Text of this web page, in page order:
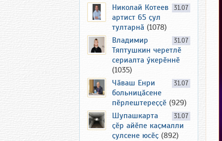
31.07
Николай Котеев
артист 65 ҫул
тултарнӑ (1078)
31.07
Владимир
Тяптушкин черетлӗ
сериалта ӳкерӗннӗ
(1035)
31.07
Чӑваш Енри
больницӑсене
пӗрлештереҫҫӗ (929)
31.07
Шупашкарта
ҫӗр айӗпе каҫмалли
ҫулсене юсӗҫ (892)